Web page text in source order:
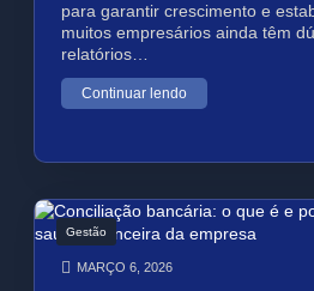
para garantir crescimento e
muitos empresários ainda têm
relatórios…
Continuar lendo
Gestão
MARÇO 6, 2026